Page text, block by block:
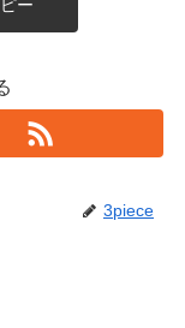
ー
3piece